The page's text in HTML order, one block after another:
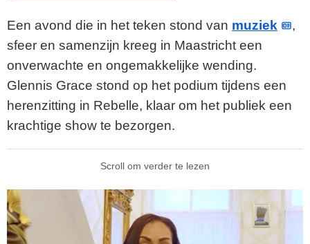
Een avond die in het teken stond van muziek
,
sfeer en samenzijn kreeg in Maastricht een
onverwachte en ongemakkelijke wending.
Glennis Grace stond op het podium tijdens een
herenzitting in Rebelle, klaar om het publiek een
krachtige show te bezorgen.
Scroll om verder te lezen